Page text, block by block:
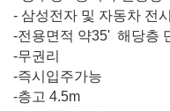
- 삼성전자 및 자동차 전
-전용면적 약35' 해당층
-무권리
-즉시입주가능
-층고 4.5m